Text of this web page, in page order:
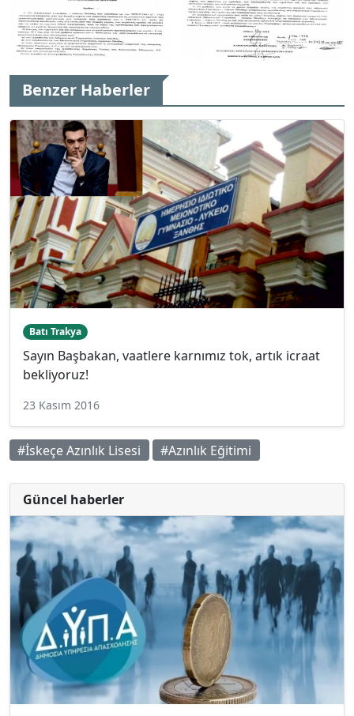
Benzer Haberler
Batı Trakya
Sayın Başbakan, vaatlere karnımız tok, artık icraat
bekliyoruz!
23 Kasım 2016
#İskeçe Azınlık Lisesi #Azınlık Eğitimi
Güncel haberler